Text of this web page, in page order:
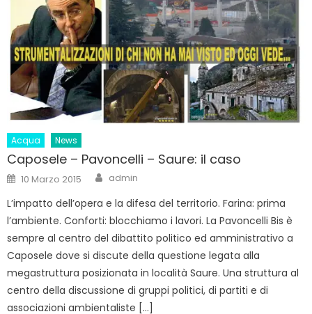
Acqua News
Caposele – Pavoncelli – Saure: il caso
Posted
on
10 Marzo 2015 Author
admin
L’impatto dell’opera e la difesa del territorio. Farina: prima
l’ambiente. Conforti: blocchiamo i lavori. La Pavoncelli Bis è
sempre al centro del dibattito politico ed amministrativo a
Caposele dove si discute della questione legata alla
megastruttura posizionata in località Saure. Una struttura al
centro della discussione di gruppi politici, di partiti e di
associazioni ambientaliste […]